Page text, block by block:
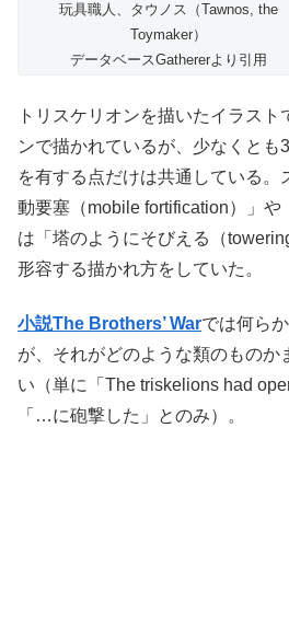
玩具職人、タウノス（Tawnos, the
Toymaker）
データベースGathererより引用
トリスケリオンを描いたイラスト
ンで描かれているが、少なくとも
を有する点だけは共通している。
動要塞（mobile fortification）」や
は「塔のようにそびえる（
形容する描かれ方をしていた。
小説The Brothers’ Warでは何ら
が、それがどのような類のものか
い（単に「The triskelions had
「…に砲撃した」とのみ）。